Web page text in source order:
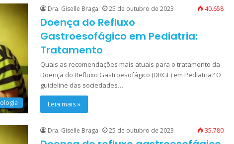
Dra. Giselle Braga 25 de outubro de 2023 40.658
Doença do Refluxo
Gastroesofágico em Pediatria:
Tratamento
Quais as recomendações mais atuais para o tratamento da
Doença do Refluxo Gastroesofágico (DRGE) em Pediatria? O
guideline das sociedades…
Leia mais »
Dra. Giselle Braga 25 de outubro de 2023 35.780